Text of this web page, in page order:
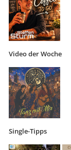
Video der Woche
Single-Tipps